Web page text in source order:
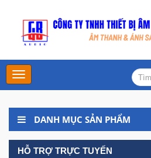
Main
Menu
DANH MỤC SẢN PHẨM
HỖ TRỢ TRỰC TUYẾN